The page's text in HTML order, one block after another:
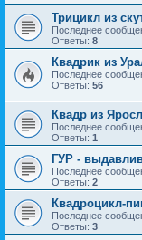
Трицикл из
Последнее
Ответы: 8
Квадрик из
Последнее
Ответы: 56
Квадр из
Последнее
Ответы: 1
ГУР -
Последнее
Ответы: 2
Квадроцикл-
Последнее
Ответы: 3